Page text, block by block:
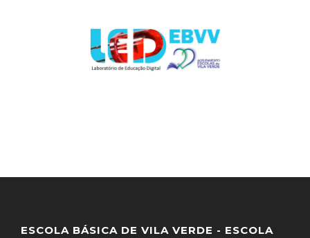
ESCOLA BÁSICA DE VILA VERDE - ESCOLA